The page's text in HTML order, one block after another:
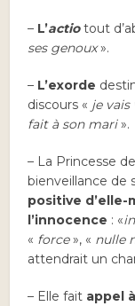
– L’actiotout
ses genoux».
– L’exorde
discours « je vais
fait à son mari».
– La Princesse
bienveillance de
positive d’elle-
l’innocence : «
« force», « nulle
attendrait un
– Elle fait appel